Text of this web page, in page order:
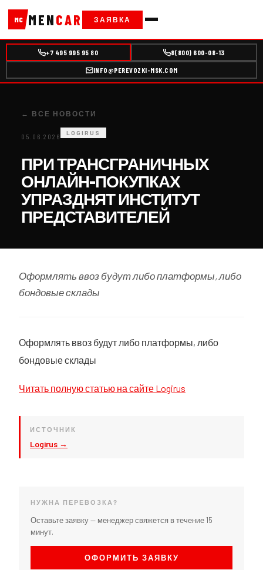
MC MENCAR ЗАЯВКА
+7 495 995 95 80 8(800) 600-08-13
INFO@PEREVOZKI-MSK.COM
← ВСЕ НОВОСТИ
05.06.2026 LOGIRUS
ПРИ ТРАНСГРАНИЧНЫХ
ОНЛАЙН-ПОКУПКАХ
УПРАЗДНЯТ ИНСТИТУТ
ПРЕДСТАВИТЕЛЕЙ
Оформлять ввоз будут либо платформы, либо
бондовые склады
Оформлять ввоз будут либо платформы, либо
бондовые склады
Читать полную статью на сайте Logirus
ИСТОЧНИК
Logirus →
НУЖНА ПЕРЕВОЗКА?
Оставьте заявку — менеджер свяжется в течение 15
минут.
ОФОРМИТЬ ЗАЯВКУ